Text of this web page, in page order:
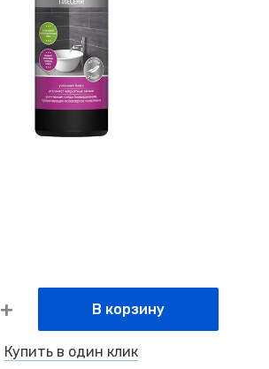
В корзину
Купить в один клик